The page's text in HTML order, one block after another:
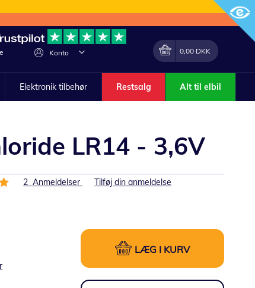
Konto
Lave
Min indkøbskurv
0,00 DKK
Elektronik tilbehør Restsalg Alt til elbil
LR14 - 3,6V
2Anmeldelser Tilføj din anmeldelse
LÆG I KURV